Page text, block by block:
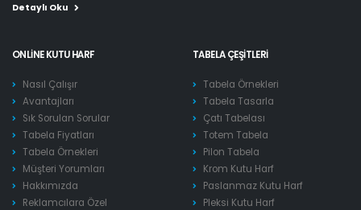
Detaylı Oku
ONLINE KUTU HARF
Nasıl Çalışır
Avantajları
Sık Sorulan Sorular
Tabela Fiyatları
Tabela Örnekleri
Müşteri Yorumları
Hakkımızda
Reklamcılara Özel
TABELA ÇEŞITLERI
Tabela Örnekleri
Tabela Tasarla
Çatı Tabelası
Totem Tabela
Pilon Tabela
Krom Kutu Harf
Paslanmaz Kutu Harf
Pleksi Kutu Harf